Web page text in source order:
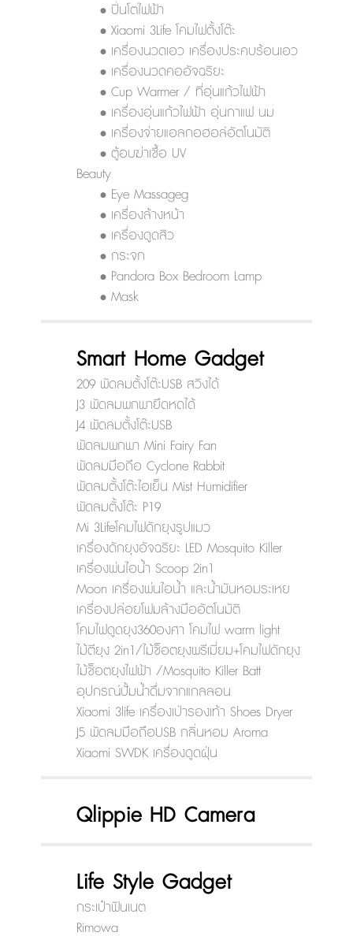
• ปิ่นโตไฟฟ้า
• Xiaomi 3Life โคมไฟตั้งโต๊ะ
• เครื่องนวดเอว เครื่องประคบร้อนเอว
• เครื่องนวดคออัจฉริยะ
• Cup Warmer / ที่อุ่นแก้วไฟฟ้า
• เครื่องอุ่นแก้วไฟฟ้า อุ่นกาแฟ นม
• เครื่องจ่ายแอลกอฮอล์อัตโนมัติ
• ตู้อบฆ่าเชื้อ UV
Beauty
• Eye Massageg
• เครื่องล้างหน้า
• เครื่องดูดสิว
• กระจก
• Pandora Box Bedroom Lamp
• Mask
Smart Home Gadget
209 พัดลมตั้งโต๊ะUSB สวิงได้
J3 พัดลมพกพายืดหดได้
J4 พัดลมตั้งโต๊ะUSB
พัดลมพกพา Mini Fairy Fan
พัดลมมือถือ Cyclone Rabbit
พัดลมตั้งโต๊ะไอเย็น Mist Humidifier
พัดลมตั้งโต๊ะ P19
Mi 3Lifeโคมไฟดักยุงรูปแมว
เครื่องดักยุงอัจฉริยะ LED Mosquito Killer
เครื่องพ่นไอน้ำ Scoop 2in1
Moon เครื่องพ่นไอน้ำ และน้ำมันหอมระเหย
เครื่องปล่อยโฟมล้างมืออัตโนมัติ
โคมไฟดูดยุง360องศา โคมไฟ warm light
ไม้ตียุง 2in1/ไม้ช็อตยุงพรีเมี่ยม+โคมไฟดักยุง
ไม้ช็อตยุงไฟฟ้า /Mosquito Killer Batt
อุปกรณ์ปั้มน้ำดื่มจากแกลลอน
Xiaomi 3life เครื่องเป่ารองเท้า Shoes Dryer
J5 พัดลมมือถือUSB กลิ่นหอม Aroma
Xiaomi SWDK เครื่องดูดฝุ่น
Qlippie HD Camera
Life Style Gadget
กระเป๋าฟินเนต
Rimowa